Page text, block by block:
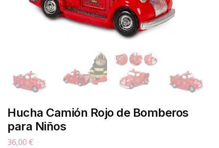
Hucha Camión Rojo de Bomberos
para Niños
36,00€